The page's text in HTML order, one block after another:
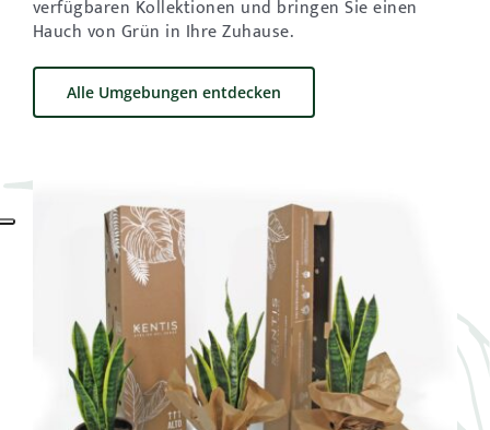
verfügbaren Kollektionen und bringen Sie einen
Hauch von Grün in Ihre Zuhause.
Alle Umgebungen entdecken